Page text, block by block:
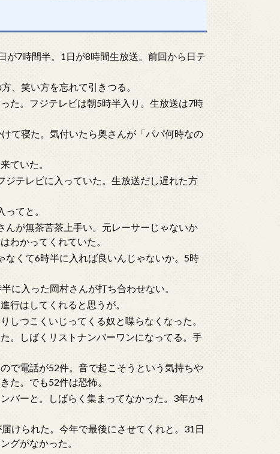
が7時間半。1日が8時間生放送。前回から日テ
、笑い方を忘れて引きつる。
た。フジテレビは朝5時半入り。生放送は7時
て寝た。気付いたら奥さんが「パパ何時なの
ていた。
テレビに入っていた。生放送だし遅れた方
てと。
が無茶苦茶上手い。元レーサーじゃないか
わかってくれていた。
くて6時半に入れば良いんじゃないか。5時
に入った岡村さんが打ち合わせない。
行はしてくれると思うが。
しつこくいじってくる奴と喋らなくなった。
。しばくリストナンバーワンになってる。手
で電話が52件。音で起こそうという気持ちや
た。でも52件は恐怖。
バーと。しばらく集まってなかった。3年か4
けられた。今年で最後にさせてくれと。31日
グがなかった。